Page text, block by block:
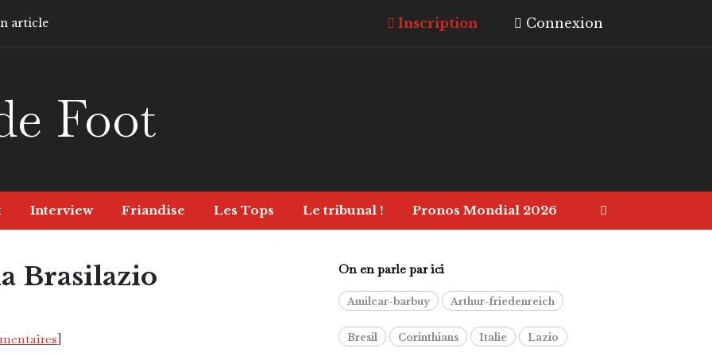
article Inscription Connexion
Foot
Interview Friandise Les Tops Le tribunal ! Pronos Mondial 2026
Brasilazio
]
On en parle par ici
Amilcar-barbuy Arthur-friedenreich
Bresil Corinthians Italie Lazio